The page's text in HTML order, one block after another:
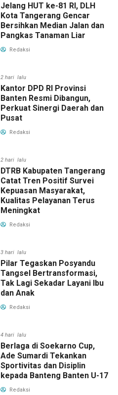
Jelang HUT ke-81 RI, DLH
Kota Tangerang Gencar
Bersihkan Median Jalan dan
Pangkas Tanaman Liar
Redaksi
2 hari lalu
Kantor DPD RI Provinsi
Banten Resmi Dibangun,
Perkuat Sinergi Daerah dan
Pusat
Redaksi
2 hari lalu
DTRB Kabupaten Tangerang
Catat Tren Positif Survei
Kepuasan Masyarakat,
Kualitas Pelayanan Terus
Meningkat
Redaksi
3 hari lalu
Pilar Tegaskan Posyandu
Tangsel Bertransformasi,
Tak Lagi Sekadar Layani Ibu
dan Anak
Redaksi
4 hari lalu
Berlaga di Soekarno Cup,
Ade Sumardi Tekankan
Sportivitas dan Disiplin
kepada Banteng Banten U-17
Redaksi